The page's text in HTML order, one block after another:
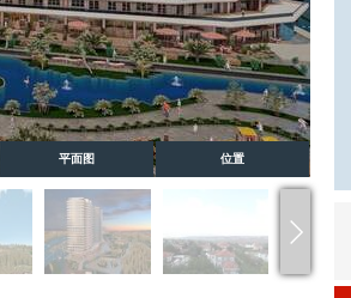
平面图 位置